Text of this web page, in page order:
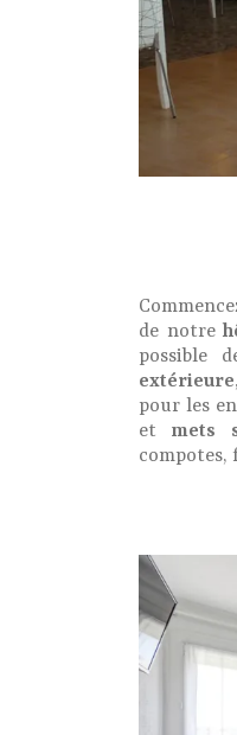
de notre
possible
extérieure
pour les
et mets